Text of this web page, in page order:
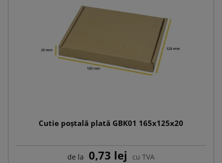
Cutie poștală plată GBK01 165x125x20
de la 0,73 lej cu TVA